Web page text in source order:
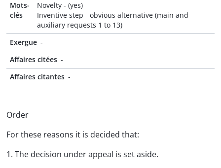
Mots-
clés
Novelty - (yes)
Inventive step - obvious alternative (main and
auxiliary requests 1 to 13)
Exergue -
Affaires citées -
Affaires citantes -
Order
For these reasons it is decided that:
1. The decision under appeal is set aside.